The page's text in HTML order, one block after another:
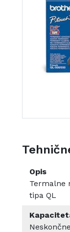
Opis
Termalne
tipa QL